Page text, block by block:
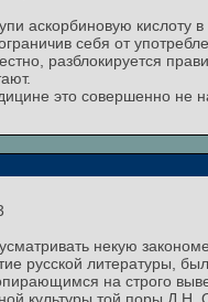
аскорбиновую
себя от
разблокируется
это совершенно не
некую
русской литературы,
на строго